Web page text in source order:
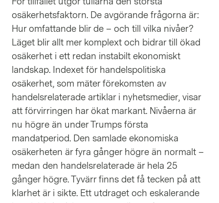
osäkerhetsfaktorn. De avgörande frågorna är:
Hur omfattande blir de – och till vilka nivåer?
Läget blir allt mer komplext och bidrar till ökad
osäkerhet i ett redan instabilt ekonomiskt
landskap. Indexet för handelspolitiska
osäkerhet, som mäter förekomsten av
handelsrelaterade artiklar i nyhetsmedier, visar
att förvirringen har ökat markant. Nivåerna är
nu högre än under Trumps första
mandatperiod. Den samlade ekonomiska
osäkerheten är fyra gånger högre än normalt –
medan den handelsrelaterade är hela 25
gånger högre. Tyvärr finns det få tecken på att
klarhet är i sikte. Ett utdraget och eskalerande